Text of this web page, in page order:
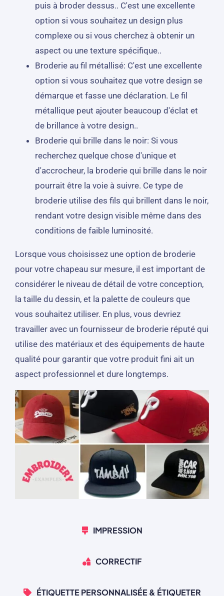
puis à broder dessus.. C'est une excellente
option si vous souhaitez un design plus
complexe ou si vous cherchez à obtenir un
aspect ou une texture spécifique..
Broderie au fil métallisé: C'est une excellente
option si vous souhaitez que votre design se
démarque et fasse une déclaration. Le fil
métallique peut ajouter beaucoup d'éclat et
de brillance à votre design..
Broderie qui brille dans le noir: Si vous
recherchez quelque chose d'unique et
d'accrocheur, la broderie qui brille dans le noir
pourrait être la voie à suivre. Ce type de
broderie utilise des fils qui brillent dans le noir,
rendant votre design visible même dans des
conditions de faible luminosité.
Lorsque vous choisissez une option de broderie
pour votre chapeau sur mesure, il est important de
considérer le niveau de détail de votre conception,
la taille du dessin, et la palette de couleurs que
vous souhaitez utiliser. En plus, vous devriez
travailler avec un fournisseur de broderie réputé qui
utilise des matériaux et des équipements de haute
qualité pour garantir que votre produit fini ait un
aspect professionnel et dure longtemps.
IMPRESSION
CORRECTIF
ÉTIQUETTE PERSONNALISÉE & ÉTIQUETER